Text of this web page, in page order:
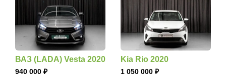
ВАЗ (LADA) Vesta 2020
940 000
Kia Rio 2020
1 050 000